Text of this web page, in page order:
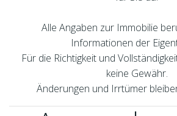
Alle Angaben zur Immobilie
Informationen der
Für die Richtigkeit und
keine Gewähr.
Änderungen und Irrtümer